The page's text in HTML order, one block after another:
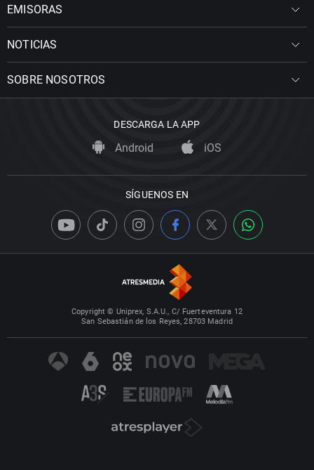
EMISORAS
NOTICIAS
SOBRE NOSOTROS
DESCARGA LA APP
Android iOS
SÍGUENOS EN
Copyright © Uniprex, S.A.U., C/ Fuerteventura 12
San Sebastián de los Reyes, 28703 Madrid